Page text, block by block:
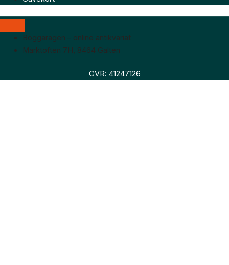
Boggaragen – online antikvariat
Marktoften 7H, 8464 Galten
CVR: 41247126